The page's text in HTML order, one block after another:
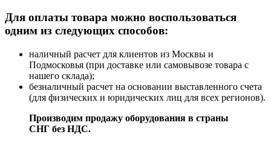
Для оплаты товара можно воспользоваться
одним из следующих способов:
наличный расчет для клиентов из Москвы и
Подмосковья (при доставке или самовывозе товара с
нашего склада);
безналичный расчет на основании выставленного счета
(для физических и юридических лиц для всех регионов).
Производим продажу оборудования в страны
СНГ без НДС.